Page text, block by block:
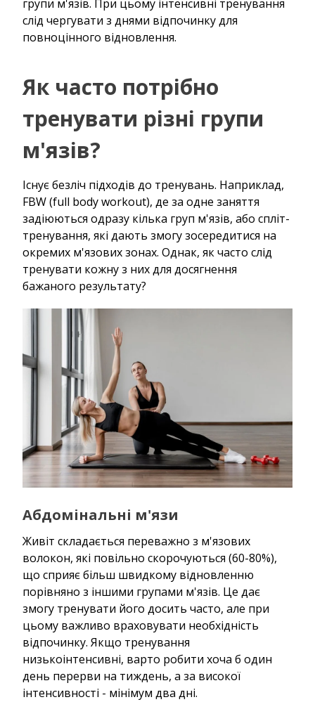
групи м'язів. При цьому інтенсивні тренування
слід чергувати з днями відпочинку для
повноцінного відновлення.
Як часто потрібно
тренувати різні групи
м'язів?
Існує безліч підходів до тренувань. Наприклад,
FBW (full body workout), де за одне заняття
задіюються одразу кілька груп м'язів, або спліт-
тренування, які дають змогу зосередитися на
окремих м'язових зонах. Однак, як часто слід
тренувати кожну з них для досягнення
бажаного результату?
Абдомінальні м'язи
Живіт складається переважно з м'язових
волокон, які повільно скорочуються (60-80%),
що сприяє більш швидкому відновленню
порівняно з іншими групами м'язів. Це дає
змогу тренувати його досить часто, але при
цьому важливо враховувати необхідність
відпочинку. Якщо тренування
низькоінтенсивні, варто робити хоча б один
день перерви на тиждень, а за високої
інтенсивності - мінімум два дні.